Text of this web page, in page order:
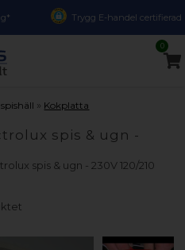
Trygg E-handel certifierad
0
» Kokplatta
spis & ugn -
spis & ugn - 230V 120/210